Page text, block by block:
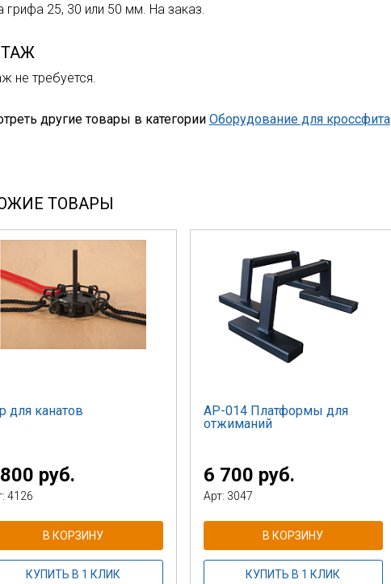
грифа 25, 30 или 50 мм. На заказ.
не требуется.
другие товары в категории Оборудование для кроссфита
ТОВАРЫ
для канатов
руб.
4126
В КОРЗИНУ
КУПИТЬ В 1 КЛИК
AP-014 Платформы для
отжиманий
6 700 руб.
Арт: 3047
В КОРЗИНУ
КУПИТЬ В 1 КЛИК